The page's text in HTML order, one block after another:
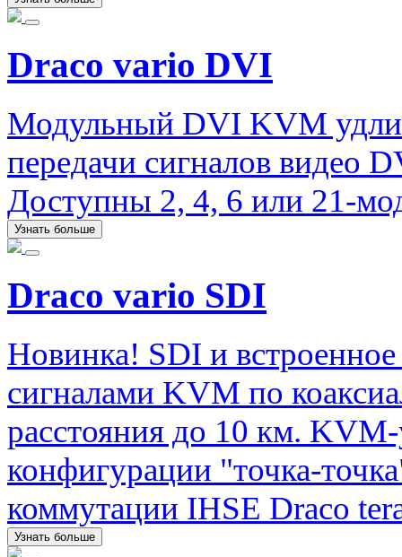
Draco vario DVI
Модульный DVI KVM
передачи сигналов видео
Доступны 2, 4, 6 или 21-
Узнать больше
Draco vario SDI
Новинка! SDI и встроенное
сигналами KVM по
расстояния до 10 км. KVM-
конфигурации "точка-
коммутации IHSE Draco
Узнать больше